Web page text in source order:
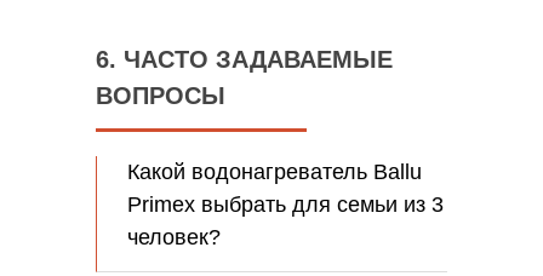
6. ЧАСТО ЗАДАВАЕМЫЕ
ВОПРОСЫ
Какой водонагреватель Ballu
Primex выбрать для семьи из 3
человек?